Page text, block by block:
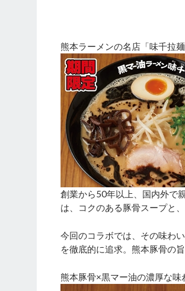
熊本ラーメンの名店「味千拉
創業から50年以上、国内外で
は、コクのある豚骨スープと
今回のコラボでは、その味わ
を徹底的に追求。熊本豚骨の
熊本豚骨×黒マー油の濃厚な味